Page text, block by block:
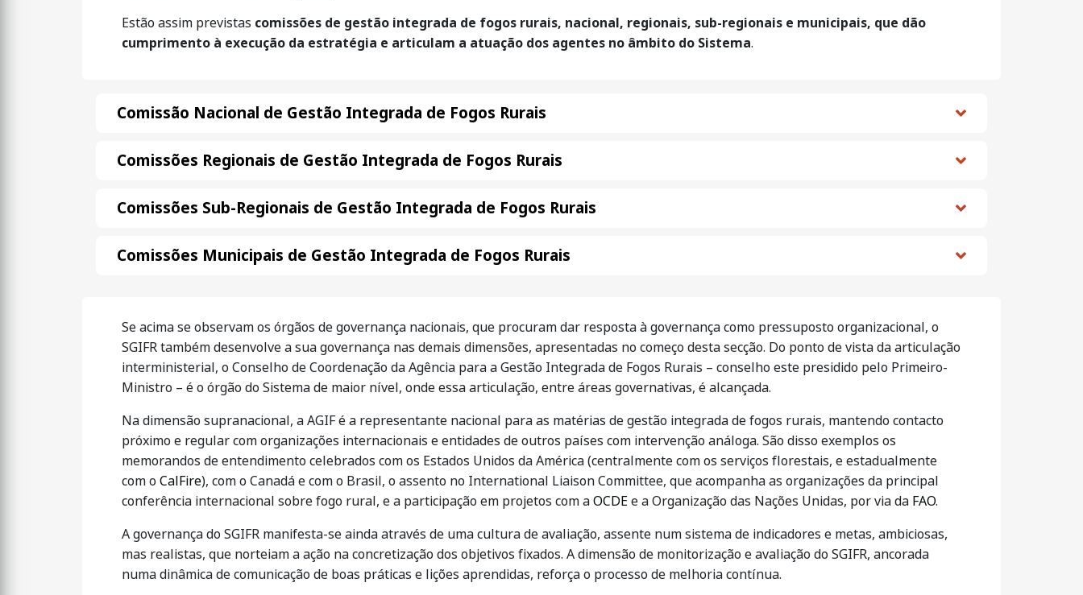
Estão assim previstas comissões de gestão integrada de fogos rurais, nacional, regionais, sub-regionais e municipais, que dão
cumprimento à execução da estratégia e articulam a atuação dos agentes no âmbito do Sistema.
Comissão Nacional de Gestão Integrada de Fogos Rurais
Comissões Regionais de Gestão Integrada de Fogos Rurais
Comissões Sub-Regionais de Gestão Integrada de Fogos Rurais
Comissões Municipais de Gestão Integrada de Fogos Rurais
Se acima se observam os órgãos de governança nacionais, que procuram dar resposta à governança como pressuposto organizacional, o
SGIFR também desenvolve a sua governança nas demais dimensões, apresentadas no começo desta secção. Do ponto de vista da articulação
interministerial, o Conselho de Coordenação da Agência para a Gestão Integrada de Fogos Rurais – conselho este presidido pelo Primeiro-
Ministro – é o órgão do Sistema de maior nível, onde essa articulação, entre áreas governativas, é alcançada.
Na dimensão supranacional, a AGIF é a representante nacional para as matérias de gestão integrada de fogos rurais, mantendo contacto
próximo e regular com organizações internacionais e entidades de outros países com intervenção análoga. São disso exemplos os
memorandos de entendimento celebrados com os Estados Unidos da América (centralmente com os serviços florestais, e estadualmente
com oCalFire), com o Canadá e com o Brasil, o assento no International Liaison Committee, que acompanha as organizações da principal
conferência internacional sobre fogo rural, e a participação em projetos com aOCDEe a Organização das Nações Unidas, por via da FAO.
A governança do SGIFR manifesta-se ainda através de uma cultura de avaliação, assente num sistema de indicadores e metas, ambiciosas,
mas realistas, que norteiam a ação na concretização dos objetivos fixados. A dimensão de monitorização e avaliação do SGIFR, ancorada
numa dinâmica de comunicação de boas práticas e lições aprendidas, reforça o processo de melhoria contínua.